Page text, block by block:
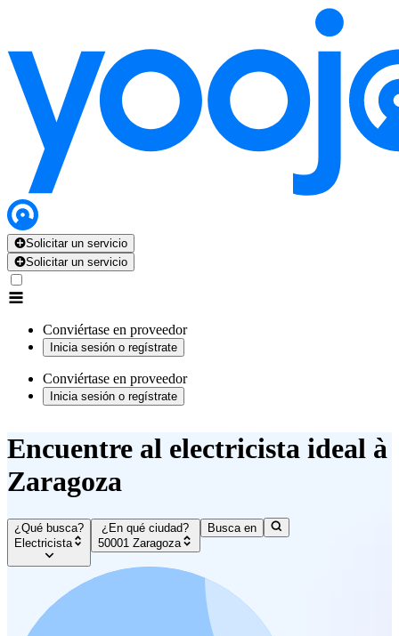
Solicitar un servicio
Solicitar un servicio
Conviértase en proveedor
Inicia sesión o regístrate
Conviértase en proveedor
Inicia sesión o regístrate
Encuentre al electricista ideal à
Zaragoza
¿Qué busca?
Electricista
¿En qué ciudad?
50001 Zaragoza
Busca en